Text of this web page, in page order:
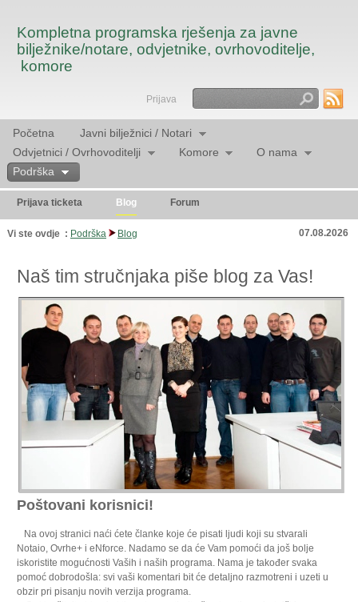
Kompletna programska rješenja za javne
bilježnike/notare, odvjetnike, ovrhovoditelje,
komore
Traži
Prijava
Početna
Javni bilježnici / Notari
Odvjetnici / Ovrhovoditelji
Komore
O nama
Podrška
Prijava ticketa Blog Forum
Vi ste ovdje : Podrška Blog 07.08.2026
Naš tim stručnjaka piše blog za Vas!
Poštovani korisnici!
Na ovoj stranici naći ćete članke koje će pisati ljudi koji su stvarali
Notaio, Ovrhe+ i eNforce. Nadamo se da će Vam pomoći da još bolje
iskoristite mogućnosti Vaših i naših programa. Nama je također svaka
pomoć dobrodošla: svi vaši komentari bit će detaljno razmotreni i uzeti u
obzir pri pisanju novih verzija programa.